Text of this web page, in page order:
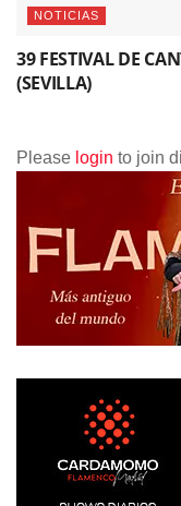
NOTICIAS
39 FESTIVAL DE
(SEVILLA)
Please login to join